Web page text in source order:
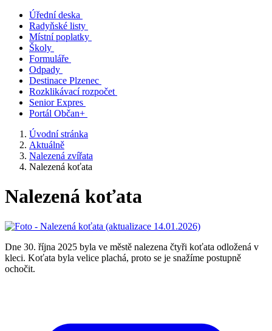
Úřední deska
Radyňské listy
Místní poplatky
Školy
Formuláře
Odpady
Destinace Plzenec
Rozklikávací rozpočet
Senior Expres
Portál Občan+
Úvodní stránka
Aktuálně
Nalezená zvířata
Nalezená koťata
Nalezená koťata
Dne 30. října 2025 byla ve městě nalezena čtyři koťata odložená v
kleci. Koťata byla velice plachá, proto se je snažíme postupně
ochočit.